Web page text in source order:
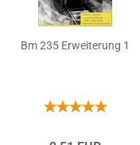
Bm 235 Erweiterung 1